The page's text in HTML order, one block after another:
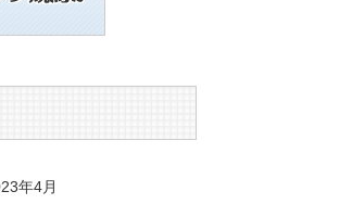
年4月